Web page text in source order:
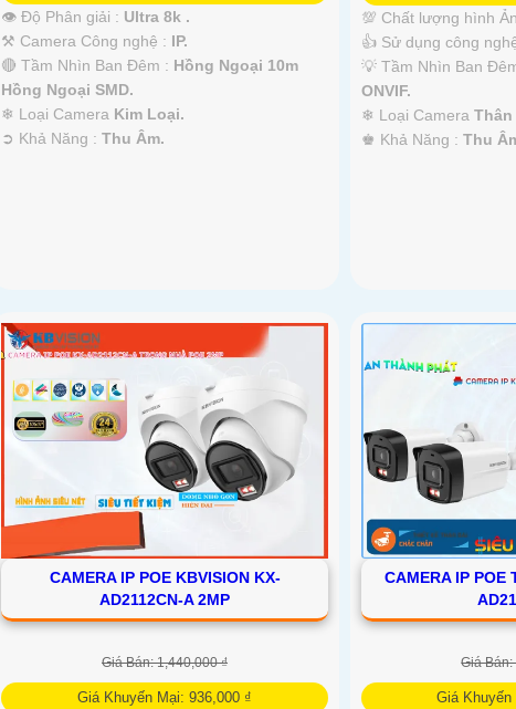
👁 Độ Phân giải : Ultra 8k .
⚒ Camera Công nghệ : IP.
🔴 Tầm Nhìn Ban Đêm : Hồng Ngoại 10m
Hồng Ngoại SMD.
❄ Loại Camera Kim Loại.
️➲ Khả Năng :Thu Âm.
💯 Chất lượng hình
👍 Sử dụng công
💡 Tầm Nhìn Ban
ONVIF.
❄ Loại Camera Thân
️♚ Khả Năng : Thu
CAMERA IP POE KBVISION KX-
AD2112CN-A 2MP
Giá Bán: 1,440,000 ₫
Giá Khuyến Mại: 936,000 ₫
CAMERA IP POE
Giá
Giá Khuyến